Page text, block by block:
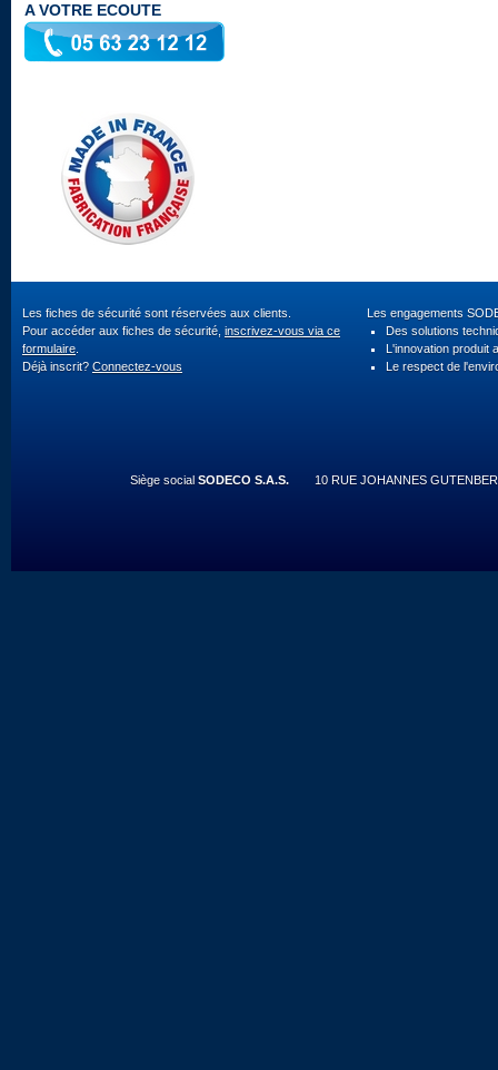
A VOTRE ECOUTE
Les fiches de sécurité sont réservées aux clients.
Pour accéder aux fiches de sécurité, inscrivez-vous via ce
formulaire
Déjà inscrit? Connectez-vous
Les engagements
Des solutions
L'innovation produit
Le respect de
Siège social SODECO S.A.S. 10 RUE JOHANNES